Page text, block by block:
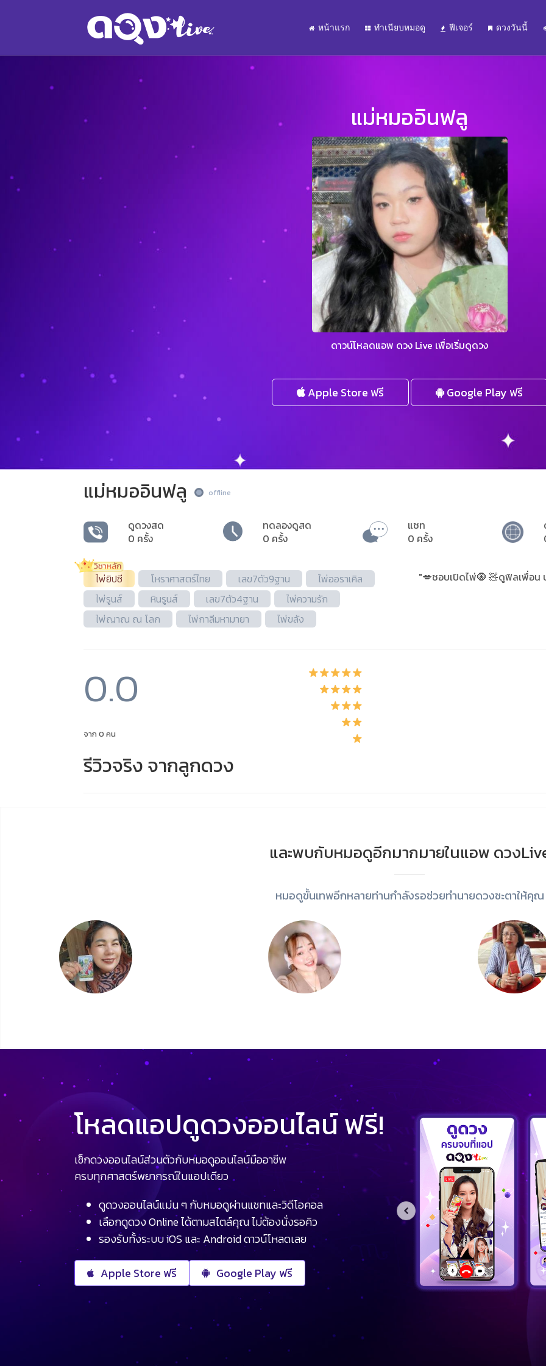
หน้าแรก ทำเนียบหมอดู ฟีเจอร์ ดวงวันนี้
แม่หมออินฟลู
ดาวน์โหลดแอพ ดวง Live เพื่อเริ่มดูดวง
Apple Store ฟรี Google Play ฟรี
แม่หมออินฟลู offline
ดูดวงสด
0 ครั้ง
ทดลองดูสด
0 ครั้ง
แชท
0 ครั้ง
ไพ่ยิปซี โหราศาสตร์ไทย เลข7ตัว9ฐาน
ไพ่ออราเคิล
ไพ่รูนส์
หินรูนส์ เลข7ตัว4ฐาน
ไพ่ความรัก
ไพ่ญาณ ณ โลก
ไพ่กาลีมหามายา ไพ่ขลัง
"💋ชอบเปิดไพ่🧿 🧸ดูฟิลเพื่อน
0.0
จาก 0 คน
รีวิวจริง จากลูกดวง
และพบกับหมอดูอีกมากมายในแอพ ดวง
หมอดูขั้นเทพอีกหลายท่านกำลังรอช่วยทำนายดวงชะตาให้คุณ
โหลดแอปดูดวงออนไลน์ ฟรี!
เช็กดวงออนไลน์ส่วนตัวกับหมอดูออนไลน์มืออาชีพ
ครบทุกศาสตร์พยากรณ์ในแอปเดียว
ดูดวงออนไลน์แม่น ๆ กับหมอดูผ่านแชทและวิดีโอคอล
เลือกดูดวง Online ได้ตามสไตล์คุณ ไม่ต้องนั่งรอคิว
รองรับทั้งระบบ iOS และ Android ดาวน์โหลดเลย
Apple Store ฟรี Google Play ฟรี